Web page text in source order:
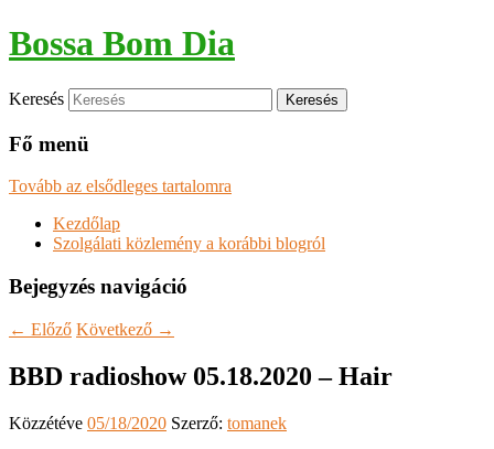
Bossa Bom Dia
Keresés
Fő menü
Tovább az elsődleges tartalomra
Kezdőlap
Szolgálati közlemény a korábbi blogról
Bejegyzés navigáció
← Előző Következő →
BBD radioshow 05.18.2020 – Hair
Közzétéve 05/18/2020 Szerző: tomanek